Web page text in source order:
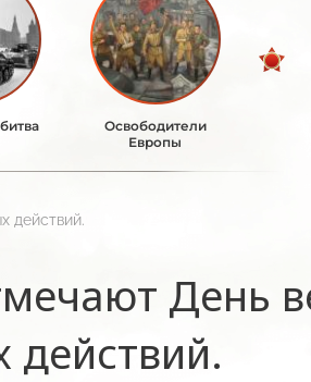
Освободители
Европы
действий.
День
действий.